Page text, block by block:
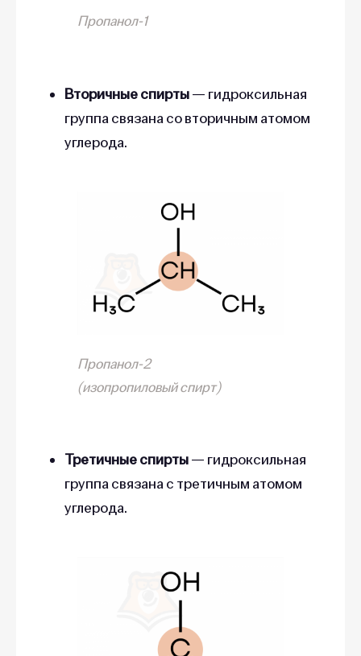
Пропанол-1
Вторичные спирты— гидроксильная
группа связана со вторичным атомом
углерода.
Пропанол-2
(изопропиловый спирт)
Третичные спирты— гидроксильная
группа связана с третичным атомом
углерода.